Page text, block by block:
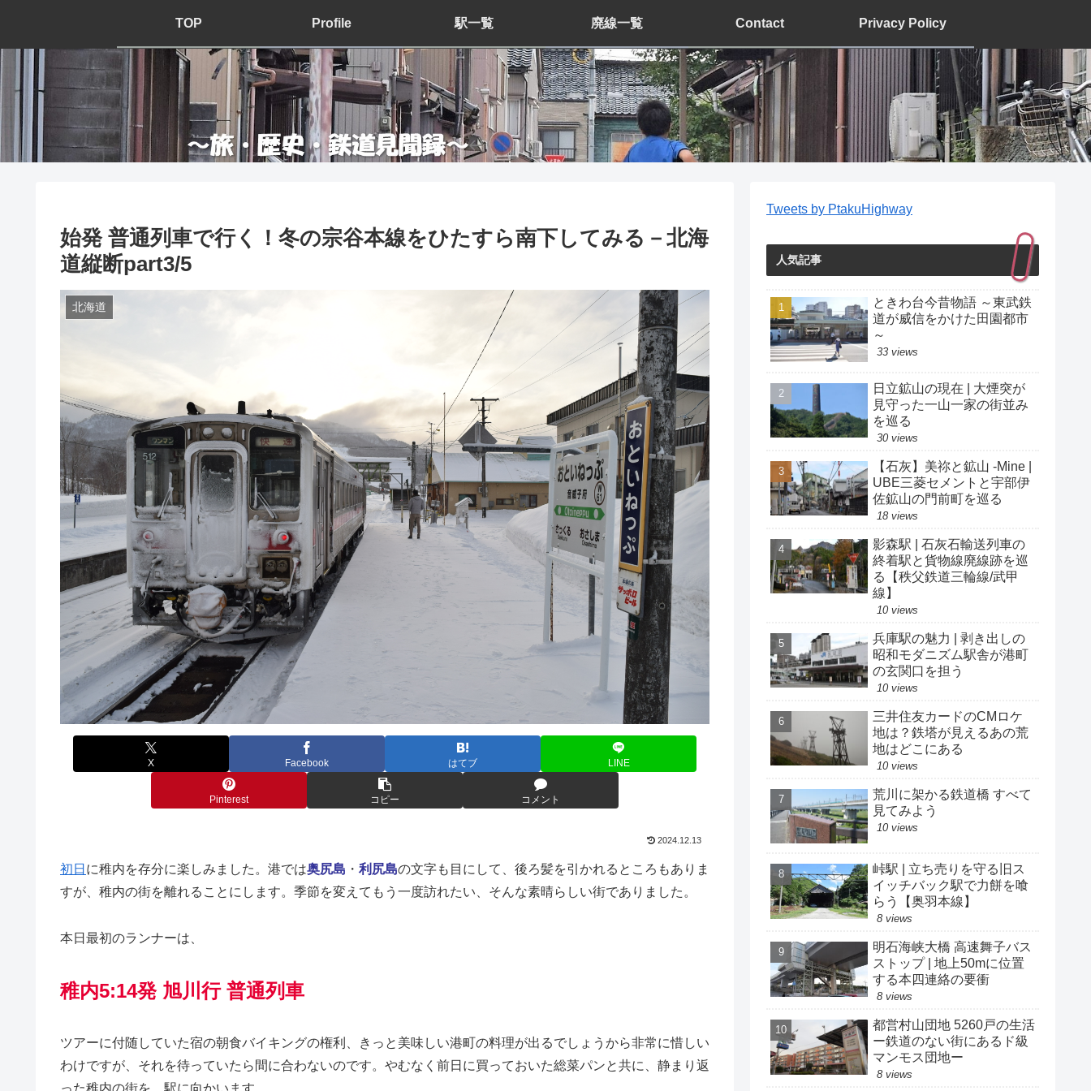
TOP Profile 駅一覧 廃線一覧 Contact Privacy Policy
始発 普通列車で行く！冬の宗谷本線をひたすら南下してみる－北海
道縦断part3/5
北海道
X Facebook はてブ LINE
Pinterest コピー コメント
2024.12.13
初日 に稚内を存分に楽しみました。港では奥尻島 ・ 利尻島の文字も目にして、後ろ髪を引かれるところもありま
すが、稚内の街を離れることにします。季節を変えてもう一度訪れたい、そんな素晴らしい街でありました。
本日最初のランナーは、
稚内5:14発 旭川行 普通列車
ツアーに付随していた宿の朝食バイキングの権利、きっと美味しい港町の料理が出るでしょうから非常に惜しい
わけですが、それを待っていたら間に合わないのです。やむなく前日に買っておいた総菜パンと共に、静まり返
った稚内の街を、駅に向かいます。
Tweets by PtakuHighway
人気記事
ときわ台今昔物語 ～東武鉄
道が威信をかけた田園都市
～
33 views
日立鉱山の現在 | 大煙突が
見守った一山一家の街並み
を巡る
30 views
【石灰】美祢と鉱山 -Mine |
UBE三菱セメントと宇部伊
佐鉱山の門前町を巡る
18 views
影森駅 | 石灰石輸送列車の
終着駅と貨物線廃線跡を巡
る【秩父鉄道三輪線/武甲
線】
10 views
兵庫駅の魅力 | 剥き出しの
昭和モダニズム駅舎が港町
の玄関口を担う
10 views
三井住友カードのCMロケ
地は？鉄塔が見えるあの荒
地はどこにある
10 views
荒川に架かる鉄道橋 すべて
見てみよう
10 views
峠駅 | 立ち売りを守る旧ス
イッチバック駅で力餅を喰
らう【奥羽本線】
8 views
明石海峡大橋 高速舞子バス
ストップ | 地上50mに位置
する本四連絡の要衝
8 views
都営村山団地 5260戸の生活
ー鉄道のない街にあるド級
マンモス団地ー
8 views